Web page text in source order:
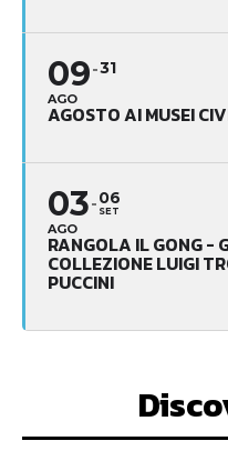
09
AGO
31
AGOSTO AI MUSEI
03
AGO
06
SET
RANGOLA IL GONG -
COLLEZIONE LUIGI
PUCCINI